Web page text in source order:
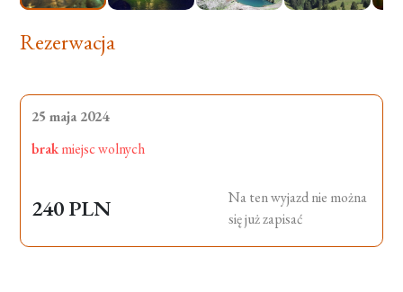
Rezerwacja
25 maja 2024
brakmiejsc wolnych
240 PLN
Na ten wyjazd nie można
się już zapisać